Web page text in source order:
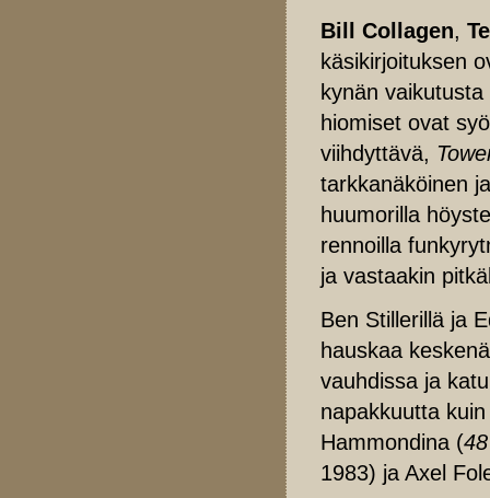
Bill Collagen,
käsikirjoituksen
kynän
hiomiset ovat
viihdyttävä,
tarkkanäköinen
huumorilla
rennoilla
ja vastaakin
Ben Stillerillä ja
hauskaa
vauhdissa ja
napakkuutta
Hammondina (
1983) ja Axel